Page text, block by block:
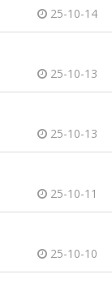
25-10-14
25-10-13
25-10-13
25-10-11
25-10-10